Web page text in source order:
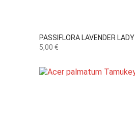
PASSIFLORA LAVENDER LADY
Precio
5,00 €
 Vista rápida